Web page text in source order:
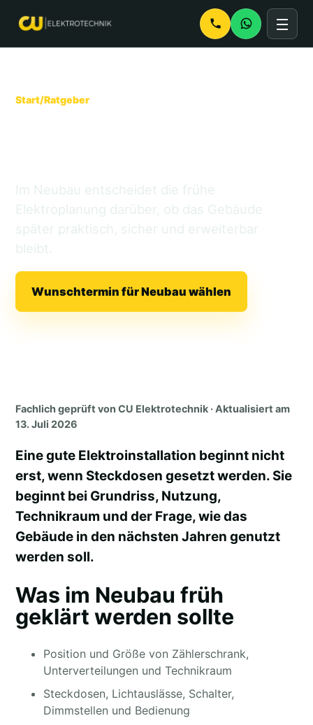
Start/Ratgeber
Im Neubau entscheidet die frühe
Elektroplanung darüber, ob das Gebäude
später praktisch, sicher und erweiterbar
bleibt.
Wunschtermin für Neubau wählen
Fachlich geprüft von CU Elektrotechnik · Aktualisiert am
13. Juli 2026
Eine gute Elektroinstallation beginnt nicht
erst, wenn Steckdosen gesetzt werden. Sie
beginnt bei Grundriss, Nutzung,
Technikraum und der Frage, wie das
Gebäude in den nächsten Jahren genutzt
werden soll.
Was im Neubau früh
geklärt werden sollte
Position und Größe von Zählerschrank,
Unterverteilungen und Technikraum
Steckdosen, Lichtauslässe, Schalter,
Dimmstellen und Bedienung